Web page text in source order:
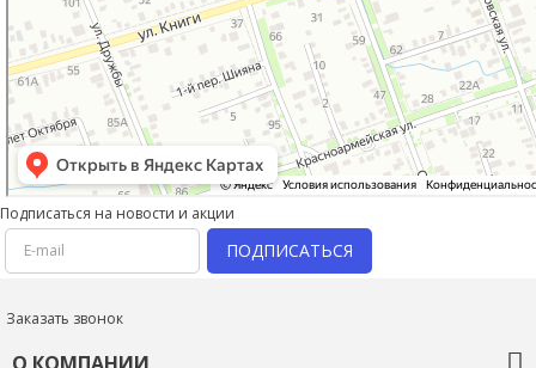
Подписаться на новости и акции
ПОДПИСАТЬСЯ
Заказать звонок